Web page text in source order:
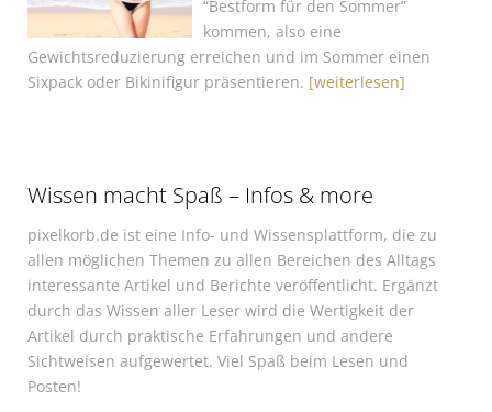
“Bestform für den Sommer”
kommen, also eine
Gewichtsreduzierung erreichen und im Sommer einen
Sixpack oder Bikinifigur präsentieren. [weiterlesen]
Wissen macht Spaß – Infos & more
pixelkorb.de ist eine Info- und Wissensplattform, die zu
allen möglichen Themen zu allen Bereichen des Alltags
interessante Artikel und Berichte veröffentlicht. Ergänzt
durch das Wissen aller Leser wird die Wertigkeit der
Artikel durch praktische Erfahrungen und andere
Sichtweisen aufgewertet. Viel Spaß beim Lesen und
Posten!